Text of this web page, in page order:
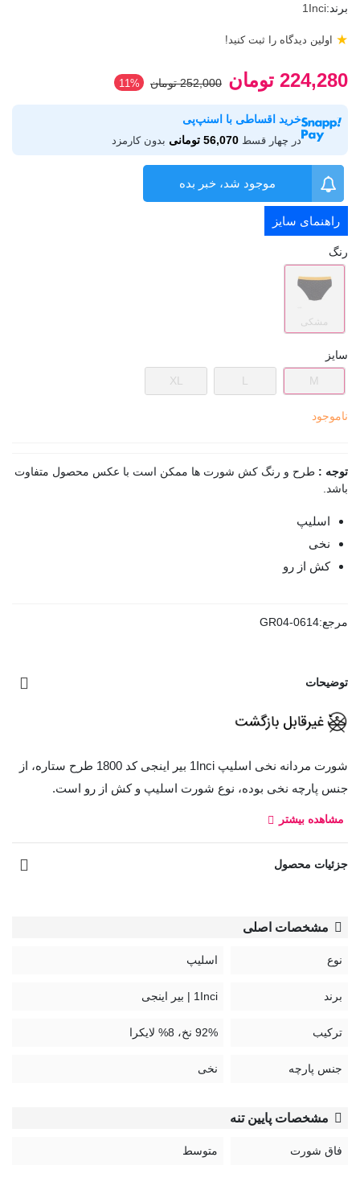
برند:1Inci
اولین دیدگاه را ثبت کنید! ★
224,280 تومان 252,000 تومان ‎11%
خرید اقساطی با اسنپ‌پی
در چهار قسط 56,070 تومانی بدون کارمزد
موجود شد، خبر بده
راهنمای سایز
رنگ
مشکی
سایز
M
L
XL
ناموجود
توجه : طرح و رنگ کش شورت ها ممکن است با عکس محصول متفاوت
باشد.
اسلیپ
نخی
کش از رو
مرجع:GR04-0614
توضیحات
شورت مردانه نخی اسلیپ 1Inci بیر اینجی کد 1800 طرح ستاره، از
جنس پارچه نخی بوده، نوع شورت اسلیپ و کش از رو است.
دوخته و بسته بندی شده در منطقه آزاد ارس.
مشاهده بیشتر
جزئیات محصول
مشخصات اصلی
نوع اسلیپ
برند 1Inci | بیر اینجی
ترکیب 92% نخ، 8% لایکرا
جنس پارچه نخی
مشخصات پایین تنه
فاق شورت متوسط